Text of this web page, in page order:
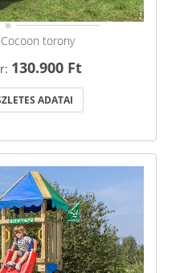
Cocoon torony
130.900 Ft
ADATAI